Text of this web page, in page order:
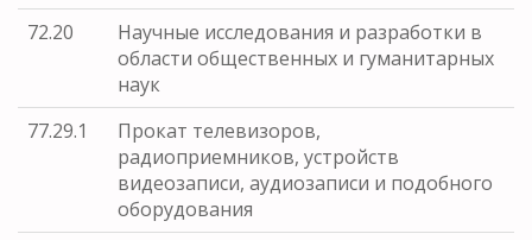
72.20
Научные исследования и разработки в
области общественных и гуманитарных
наук
77.29.1
Прокат телевизоров,
радиоприемников, устройств
видеозаписи, аудиозаписи и подобного
оборудования